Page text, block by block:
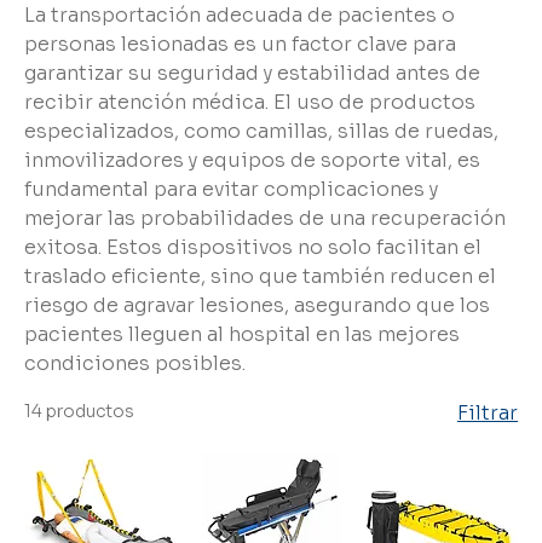
La transportación adecuada de pacientes o
personas lesionadas es un factor clave para
garantizar su seguridad y estabilidad antes de
recibir atención médica. El uso de productos
especializados, como camillas, sillas de ruedas,
inmovilizadores y equipos de soporte vital, es
fundamental para evitar complicaciones y
mejorar las probabilidades de una recuperación
exitosa. Estos dispositivos no solo facilitan el
traslado eficiente, sino que también reducen el
riesgo de agravar lesiones, asegurando que los
pacientes lleguen al hospital en las mejores
condiciones posibles.
14 productos Filtrar